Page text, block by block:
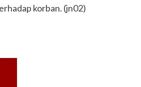
korban. (jn02)